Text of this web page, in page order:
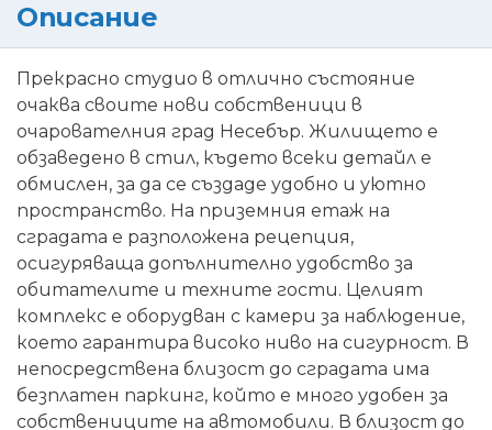
Описание
Прекрасно студио в отлично състояние
очаква своите нови собственици в
очарователния град Несебър. Жилището е
обзаведено в стил, където всеки детайл е
обмислен, за да се създаде удобно и уютно
пространство. На приземния етаж на
сградата е разположена рецепция,
осигуряваща допълнително удобство за
обитателите и техните гости. Целият
комплекс е оборудван с камери за наблюдение,
което гарантира високо ниво на сигурност. В
непосредствена близост до сградата има
безплатен паркинг, който е много удобен за
собствениците на автомобили. В близост до